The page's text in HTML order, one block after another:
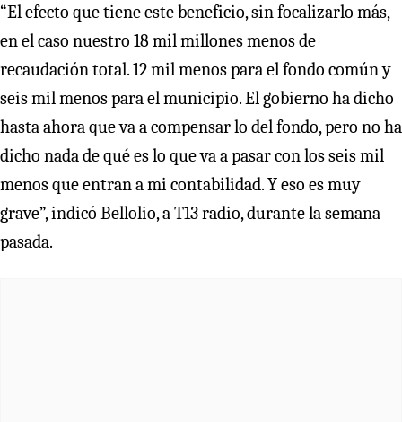
“El efecto que tiene este beneficio, sin focalizarlo más,
en el caso nuestro 18 mil millones menos de
recaudación total. 12 mil menos para el fondo común y
seis mil menos para el municipio. El gobierno ha dicho
hasta ahora que va a compensar lo del fondo, pero no ha
dicho nada de qué es lo que va a pasar con los seis mil
menos que entran a mi contabilidad. Y eso es muy
grave”, indicó Bellolio, a T13 radio, durante la semana
pasada.